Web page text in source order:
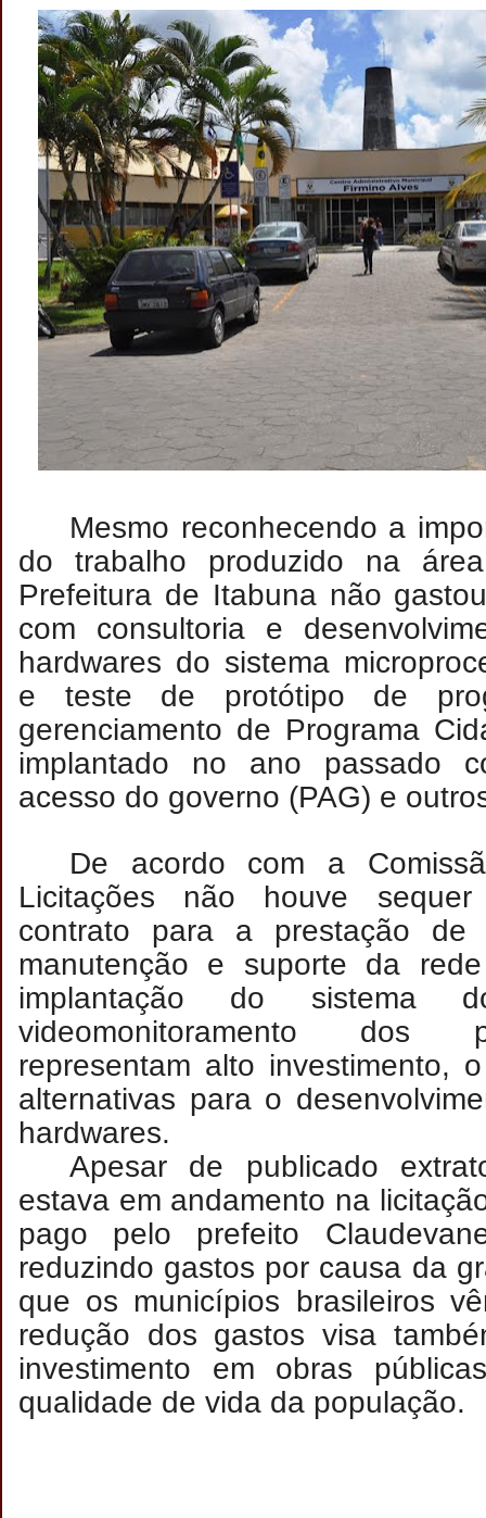
Mesmo reconhecendo a
do trabalho produzido na
Prefeitura de Itabuna não
com consultoria e
hardwares do sistema
e teste de protótipo de
gerenciamento de Programa
implantado no ano passado
acesso do governo (PAG) e
De acordo com a
Licitações não houve
contrato para a prestação de
manutenção e suporte da
implantação do sistema
videomonitoramento dos
representam alto investimento,
alternativas para o
hardwares.
Apesar de publicado
estava em andamento na
pago pelo prefeito
reduzindo gastos por causa da
que os municípios brasileiros
redução dos gastos visa
investimento em obras
qualidade de vida da população.